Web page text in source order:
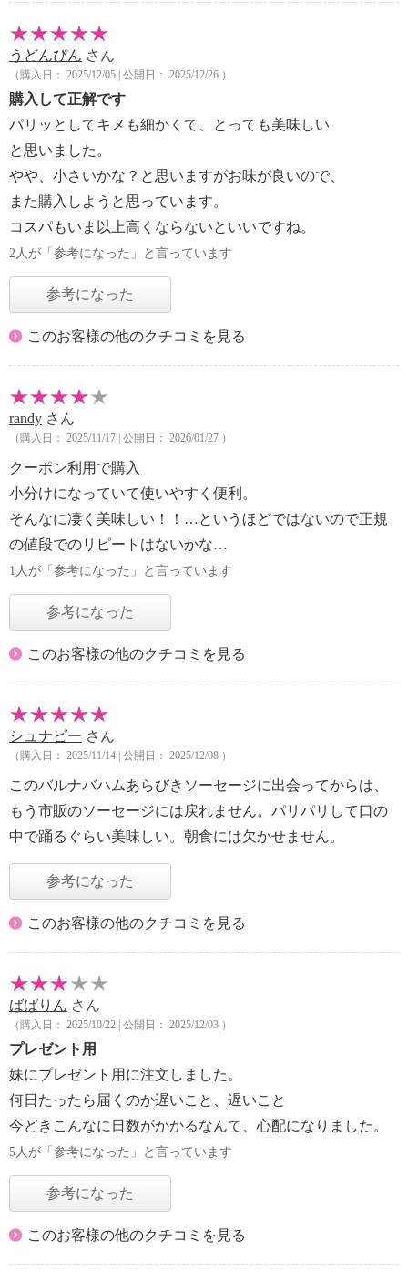
うどんぴん さん
（購入日： 2025/12/05 | 公開日： 2025/12/26 ）
購入して正解です
パリッとしてキメも細かくて、とっても美味しい
と思いました。
やや、小さいかな？と思いますがお味が良いので、
また購入しようと思っています。
コスパもいま以上高くならないといいですね。
2人が「参考になった」と言っています
参考になった
このお客様の他のクチコミを見る
randy さん
（購入日： 2025/11/17 | 公開日： 2026/01/27 ）
クーポン利用で購入
小分けになっていて使いやすく便利。
そんなに凄く美味しい！！…というほどではないので正規
の値段でのリピートはないかな…
1人が「参考になった」と言っています
参考になった
このお客様の他のクチコミを見る
シュナピー さん
（購入日： 2025/11/14 | 公開日： 2025/12/08 ）
このバルナバハムあらびきソーセージに出会ってからは、
もう市販のソーセージには戻れません。パリパリして口の
中で踊るぐらい美味しい。朝食には欠かせません。
参考になった
このお客様の他のクチコミを見る
ばばりん さん
（購入日： 2025/10/22 | 公開日： 2025/12/03 ）
プレゼント用
妹にプレゼント用に注文しました。
何日たったら届くのか遅いこと、遅いこと
今どきこんなに日数がかかるなんて、心配になりました。
5人が「参考になった」と言っています
参考になった
このお客様の他のクチコミを見る